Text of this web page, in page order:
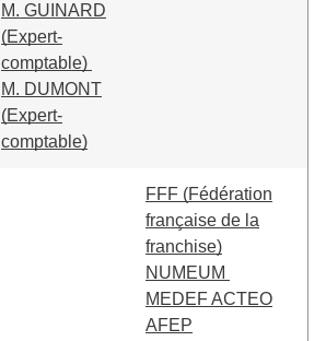
M. GUINARD
(Expert-
comptable)
M. DUMONT
(Expert-
comptable)
FFF (Fédération
française de la
franchise)
NUMEUM
MEDEF ACTEO
AFEP